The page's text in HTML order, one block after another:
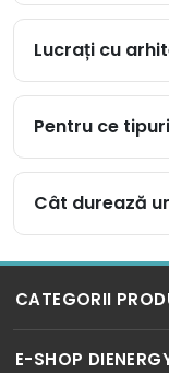
Lucrați cu
Pentru ce
Cât durează
CATEGORII
BECURI LED
E-SHOP